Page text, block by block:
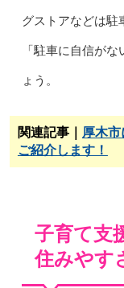
グストアなどは駐
「駐車に自信が
ょう。
関連記事｜ 厚木
ご紹介します！
子育て支
住みやす